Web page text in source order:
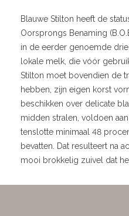
Blauwe Stilton heeft de
Oorsprongs Benaming
in de eerder genoemde drie
lokale melk, die vóór
Stilton moet bovendien de
hebben, zijn eigen korst
beschikken over delicate
midden stralen, voldoen
tenslotte minimaal 48
bevatten. Dat resulteert na
mooi brokkelig zuivel dat